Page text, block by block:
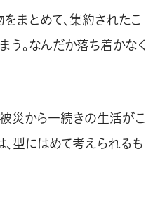
まとめて、集約されたこ
う。なんだか落ち着かなく
災から一続きの生活がこ
型にはめて考えられるも